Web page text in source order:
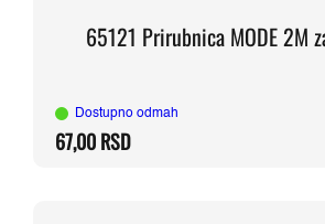
65121 Prirubnica MODE 2M
Dostupno odmah
67,00RSD